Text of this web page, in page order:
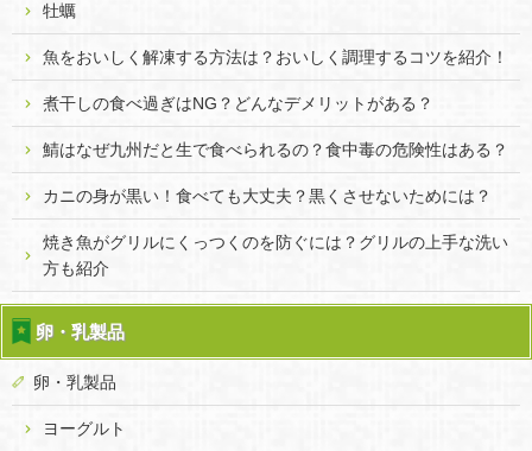
牡蠣
魚をおいしく解凍する方法は？おいしく調理するコツを紹介！
煮干しの食べ過ぎはNG？どんなデメリットがある？
鯖はなぜ九州だと生で食べられるの？食中毒の危険性はある？
カニの身が黒い！食べても大丈夫？黒くさせないためには？
焼き魚がグリルにくっつくのを防ぐには？グリルの上手な洗い
方も紹介
卵・乳製品
卵・乳製品
ヨーグルト